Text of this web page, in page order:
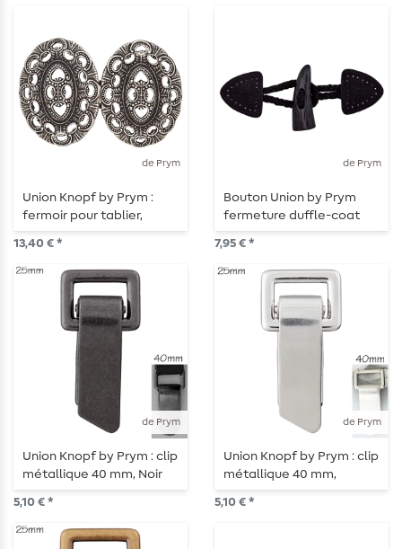
de Prym
Union Knopf by Prym :
fermoir pour tablier,
ovale, 80 mm, argenté
13,40 € *
de Prym
Bouton Union by Prym
fermeture duffle-coat
135 mm noir
7,95 € *
de Prym
Union Knopf by Prym : clip
métallique 40 mm, Noir
5,10 € *
de Prym
Union Knopf by Prym : clip
métallique 40 mm,
argenté
5,10 € *